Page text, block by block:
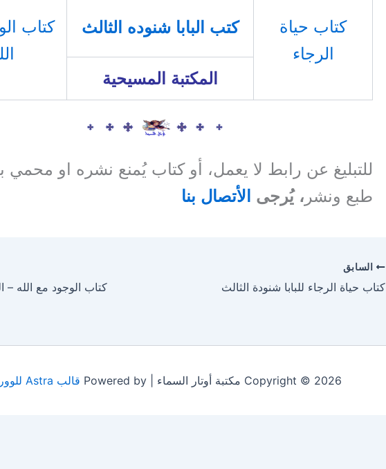
كتاب حياة
الرجاء
كتب البابا شنوده الثالث
كتاب
المكتبة المسيحية
للتبليغ عن رابط لا يعمل، أو كتاب يُمنع نشره او محمي
طبع ونشر ، يُرجى الأتصال بنا
السابق
كتاب حياة الرجاء للبابا شنودة الثالث
Copyright © 2026 مكتبة أوتار السماء | Powered by قالب Astra للووردبريس